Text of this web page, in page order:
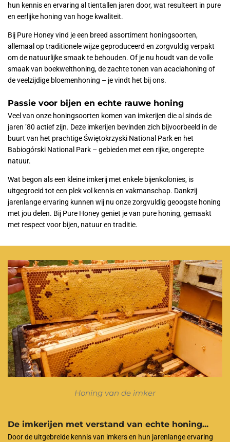
hun kennis en ervaring al tientallen jaren door, wat resulteert in pure
en eerlijke honing van hoge kwaliteit.
Bij Pure Honey vind je een breed assortiment honingsoorten,
allemaal op traditionele wijze geproduceerd en zorgvuldig verpakt
om de natuurlijke smaak te behouden. Of je nu houdt van de volle
smaak van boekweithoning, de zachte tonen van acaciahoning of
de veelzijdige bloemenhoning – je vindt het bij ons.
Passie voor bijen en echte rauwe honing
Veel van onze honingsoorten komen van imkerijen die al sinds de
jaren ’80 actief zijn. Deze imkerijen bevinden zich bijvoorbeeld in de
buurt van het prachtige Świętokrzyski National Park en het
Babiogórski National Park – gebieden met een rijke, ongerepte
natuur.
Wat begon als een kleine imkerij met enkele bijenkolonies, is
uitgegroeid tot een plek vol kennis en vakmanschap. Dankzij
jarenlange ervaring kunnen wij nu onze zorgvuldig geoogste honing
met jou delen. Bij Pure Honey geniet je van pure honing, gemaakt
met respect voor bijen, natuur en traditie.
Honing van de imker
De imkerijen met verstand van echte honing...
Door de uitgebreide kennis van imkers en hun jarenlange ervaring